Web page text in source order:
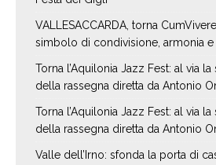
VALLESACCARDA, torna
simbolo di condivisione, armonia
Torna l’Aquilonia Jazz Fest: al via
della rassegna diretta da Antonio
Torna l’Aquilonia Jazz Fest: al via
della rassegna diretta da Antonio
Valle dell’Irno: sfonda la porta di